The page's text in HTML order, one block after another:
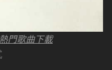
門歌曲下載